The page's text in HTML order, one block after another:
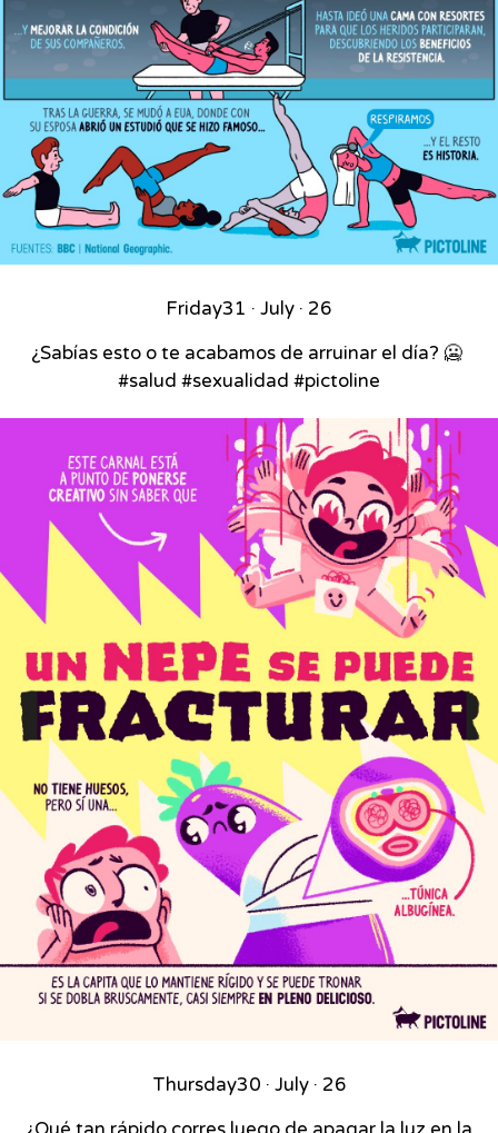
Friday31 · July · 26
¿Sabías esto o te acabamos de arruinar el día? 🥶⁣ ⁣
#salud #sexualidad #pictoline
Thursday30 · July · 26